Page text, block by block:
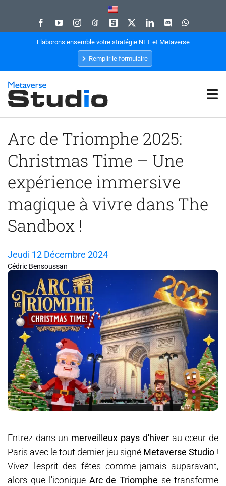
Elaborons ensemble votre stratégie NFT et Metaverse
Remplir le formulaire
Accueil
Expertise
Agence Web3
Workshops
Actualité
Contact
Arc de Triomphe 2025:
Christmas Time – Une
expérience immersive
magique à vivre dans The
Sandbox !
Jeudi 12 Décembre 2024
Cédric Bensoussan
Entrez dans un merveilleux pays d'hiverau cœur de
Paris avec le tout dernier jeu signé Metaverse Studio !
Vivez l'esprit des fêtes comme jamais auparavant,
alors que l'iconique Arc de Triomphe se transforme